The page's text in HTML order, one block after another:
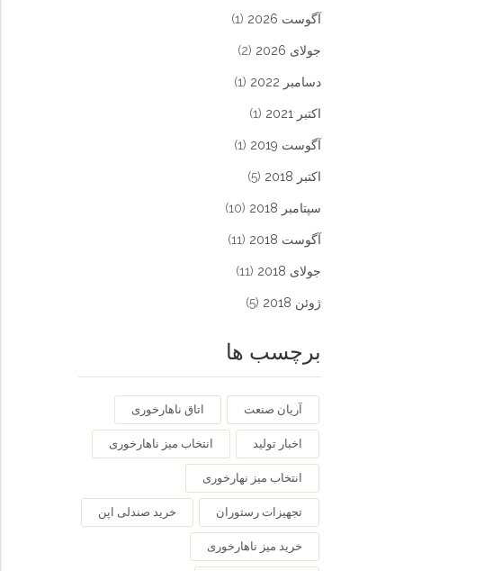
آگوست 2026 (1)
جولای 2026 (2)
دسامبر 2022 (1)
اکتبر 2021 (1)
آگوست 2019 (1)
اکتبر 2018 (5)
سپتامبر 2018 (10)
آگوست 2018 (11)
جولای 2018 (11)
ژوئن 2018 (5)
برچسب ها
آریان صنعت اتاق ناهارخوری
اخبار تولید انتخاب میز ناهارخوری
انتخاب میز نهارخوری
تجهیزات رستوران خرید صندلی اپن
خرید میز ناهارخوری